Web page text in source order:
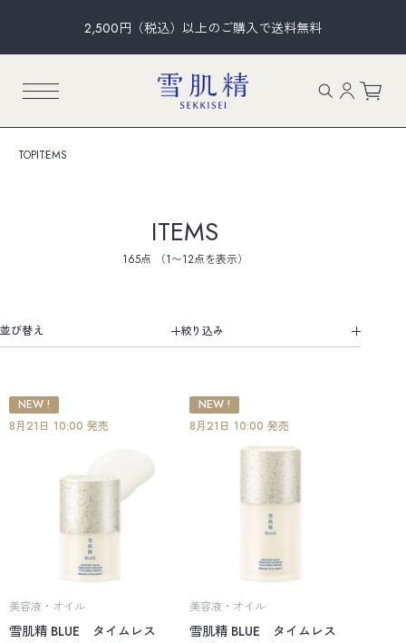
2,500円（税込）以上のご購入で送料無料
TOPITEMS
ITEMS
165点 （1〜12点を表示）
並び替え
NEW !
8月21日 10:00 発売
美容液・オイル
雪肌精 BLUE タイムレス
NEW !
8月21日 10:00 発売
美容液・オイル
雪肌精 BLUE タイムレス